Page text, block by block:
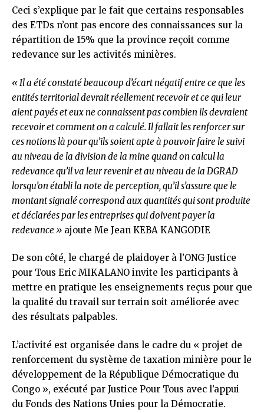
Ceci s’explique par le fait que certains responsables
des ETDs n’ont pas encore des connaissances sur la
répartition de 15% que la province reçoit comme
redevance sur les activités minières.
« Il a été constaté beaucoup d’écart négatif entre ce que les
entités territorial devrait réellement recevoir et ce qui leur
aient payés et eux ne connaissent pas combien ils devraient
recevoir et comment on a calculé. Il fallait les renforcer sur
ces notions là pour qu’ils soient apte à pouvoir faire le suivi
au niveau de la division de la mine quand on calcul la
redevance qu’il va leur revenir et au niveau de la DGRAD
lorsqu’on établi la note de perception, qu’il s’assure que le
montant signalé correspond aux quantités qui sont produite
et déclarées par les entreprises qui doivent payer la
redevance » ajoute Me Jean KEBA KANGODIE
De son côté, le chargé de plaidoyer à l’ONG Justice
pour Tous Eric MIKALANO invite les participants à
mettre en pratique les enseignements reçus pour que
la qualité du travail sur terrain soit améliorée avec
des résultats palpables.
L’activité est organisée dans le cadre du « projet de
renforcement du système de taxation minière pour le
développement de la République Démocratique du
Congo », exécuté par Justice Pour Tous avec l’appui
du Fonds des Nations Unies pour la Démocratie.